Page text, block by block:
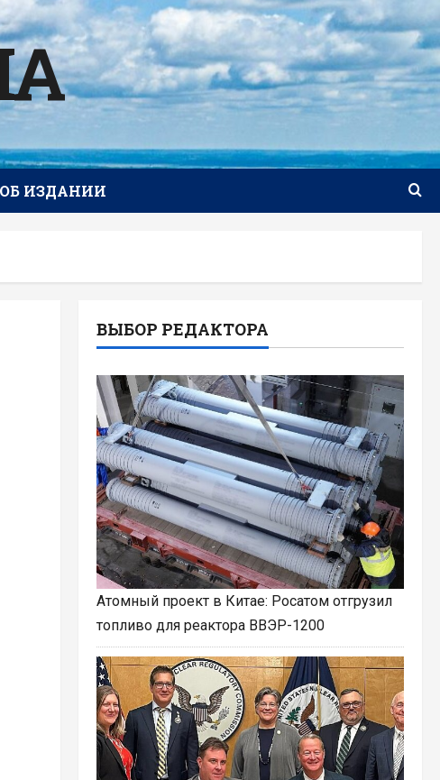
ОБ ИЗДАНИИ
ВЫБОР РЕДАКТОРА
Атомный проект в Китае: Росатом отгрузил
топливо для реактора ВВЭР-1200